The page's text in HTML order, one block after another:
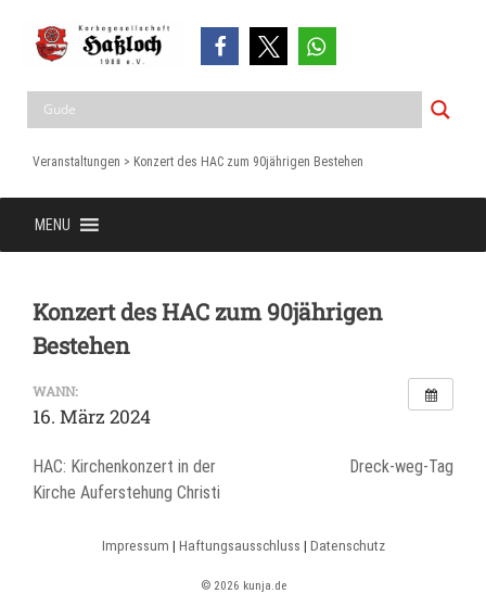
content
Kerbegesellschaft Haßloch 1988 e.V.
Haßloch – Hessen
Veranstaltungen > Konzert des HAC zum 90jährigen Bestehen
MENU
Konzert des HAC zum 90jährigen
Bestehen
WANN:
16. März 2024
Beitragsnavigation
HAC: Kirchenkonzert in der
Kirche Auferstehung Christi
Dreck-weg-Tag
Impressum | Haftungsausschluss | Datenschutz
© 2026 kunja.de